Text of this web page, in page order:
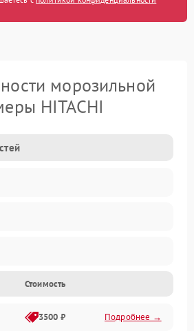
морозильной
HITACHI
Стоимость
3500 ₽ Подробнее →